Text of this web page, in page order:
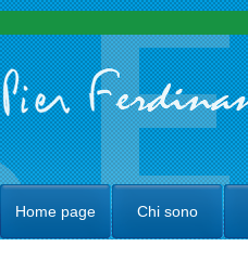
Home page Chi sono